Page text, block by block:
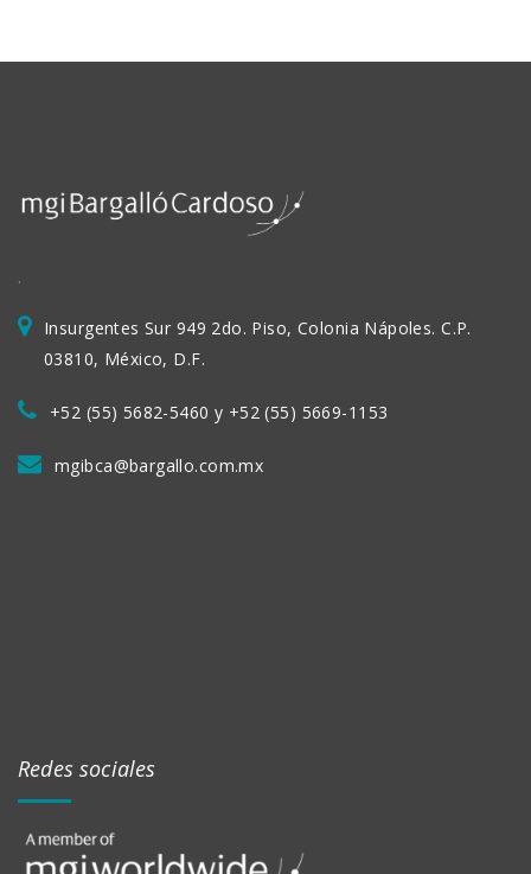
.
Insurgentes Sur 949 2do. Piso, Colonia Nápoles. C.P.
03810, México, D.F.
+52 (55) 5682-5460 y +52 (55) 5669-1153
mgibca@bargallo.com.mx
Redes sociales